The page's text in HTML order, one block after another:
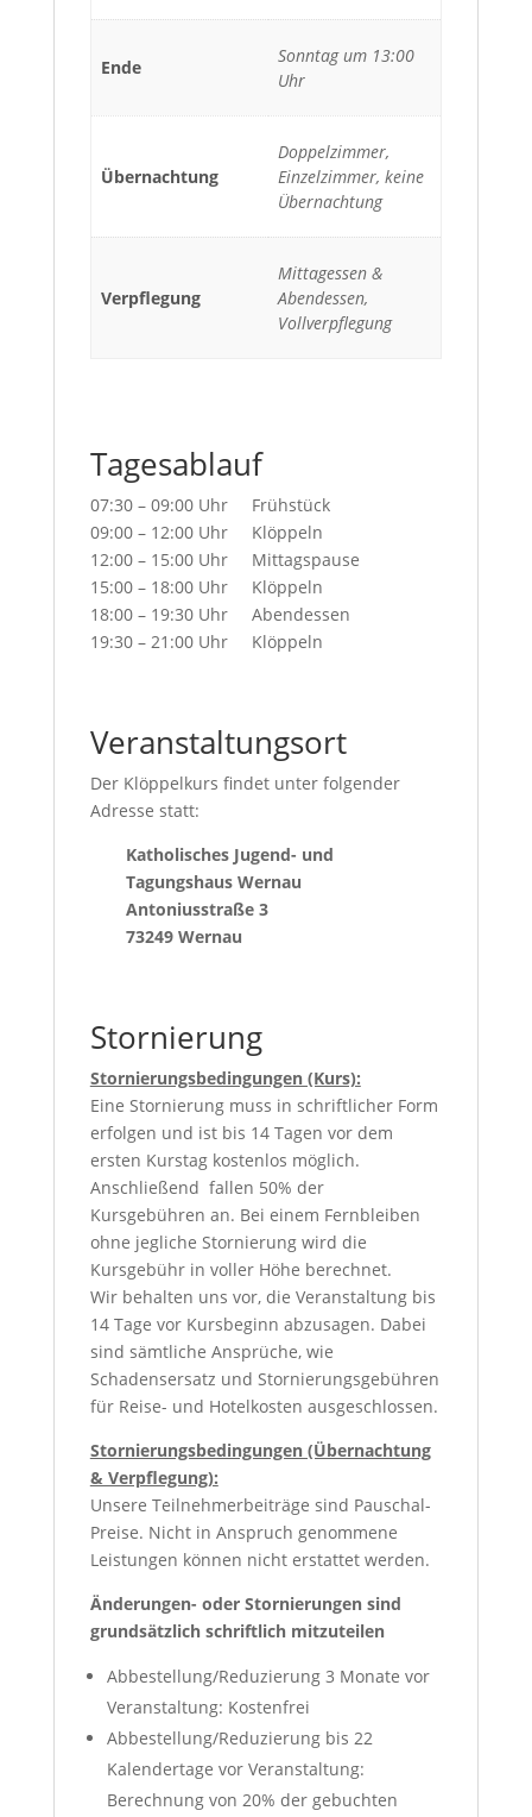
Ende
Sonntag um 13:00
Uhr
Übernachtung
Doppelzimmer,
Einzelzimmer, keine
Übernachtung
Verpflegung
Mittagessen &
Abendessen,
Vollverpflegung
Tagesablauf
07:30 – 09:00 Uhr Frühstück
09:00 – 12:00 Uhr Klöppeln
12:00 – 15:00 Uhr Mittagspause
15:00 – 18:00 Uhr Klöppeln
18:00 – 19:30 Uhr Abendessen
19:30 – 21:00 Uhr Klöppeln
Veranstaltungsort
Der Klöppelkurs findet unter folgender
Adresse statt:
Katholisches Jugend- und
Tagungshaus Wernau
Antoniusstraße 3
73249 Wernau
Stornierung
Stornierungsbedingungen (Kurs):
Eine Stornierung muss in schriftlicher Form
erfolgen und ist bis 14 Tagen vor dem
ersten Kurstag kostenlos möglich.
Anschließend fallen 50% der
Kursgebühren an. Bei einem Fernbleiben
ohne jegliche Stornierung wird die
Kursgebühr in voller Höhe berechnet.
Wir behalten uns vor, die Veranstaltung bis
14 Tage vor Kursbeginn abzusagen. Dabei
sind sämtliche Ansprüche, wie
Schadensersatz und Stornierungsgebühren
für Reise- und Hotelkosten ausgeschlossen.
Stornierungsbedingungen (Übernachtung
& Verpflegung):
Unsere Teilnehmerbeiträge sind Pauschal-
Preise. Nicht in Anspruch genommene
Leistungen können nicht erstattet werden.
Änderungen- oder Stornierungen sind
grundsätzlich schriftlich mitzuteilen
Abbestellung/Reduzierung 3 Monate vor
Veranstaltung: Kostenfrei
Abbestellung/Reduzierung bis 22
Kalendertage vor Veranstaltung:
Berechnung von 20% der gebuchten